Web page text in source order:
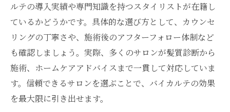
ルテの導入実績や専門知識を持つスタイリストが在籍し
ているかどうかです。具体的な選び方として、カウンセ
リングの丁寧さや、施術後のアフターフォロー体制など
も確認しましょう。実際、多くのサロンが髪質診断から
施術、ホームケアアドバイスまで一貫して対応していま
す。信頼できるサロンを選ぶことで、バイカルテの効果
を最大限に引き出せます。